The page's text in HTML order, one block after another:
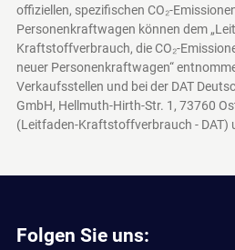
offiziellen, spezifischen CO₂-
Personenkraftwagen können dem
Kraftstoffverbrauch, die CO₂-
neuer Personenkraftwagen“
Verkaufsstellen und bei der DAT
GmbH, Hellmuth-Hirth-Str. 1, 73760
(Leitfaden-Kraftstoffverbrauch - DAT)
Folgen Sie uns: